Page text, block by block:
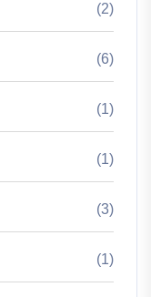
(2)
(6)
(1)
(1)
(3)
(1)